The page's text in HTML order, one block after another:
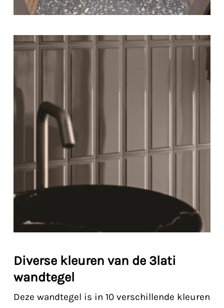
Diverse kleuren van de 3lati
wandtegel
Deze wandtegel is in 10 verschillende kleuren